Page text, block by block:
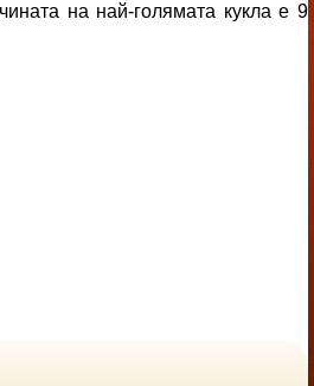
на най-голямата кукла е 9